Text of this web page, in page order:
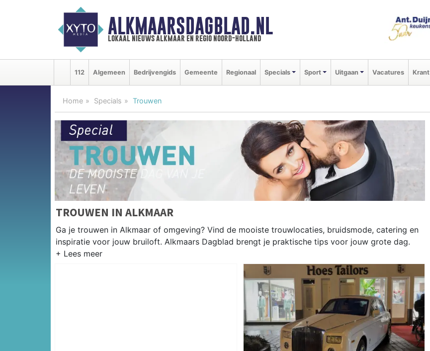
ALKMAARSDAGBLAD.NL
lokaal nieuws alkmaar en regio noord-holland
112 Algemeen Bedrijvengids Gemeente Regionaal Specials Sport Uitgaan Vacatures Krant
Home Specials Trouwen
TROUWEN IN ALKMAAR
Ga je trouwen in Alkmaar of omgeving? Vind de mooiste trouwlocaties, bruidsmode, catering en
inspiratie voor jouw bruiloft. Alkmaars Dagblad brengt je praktische tips voor jouw grote dag.